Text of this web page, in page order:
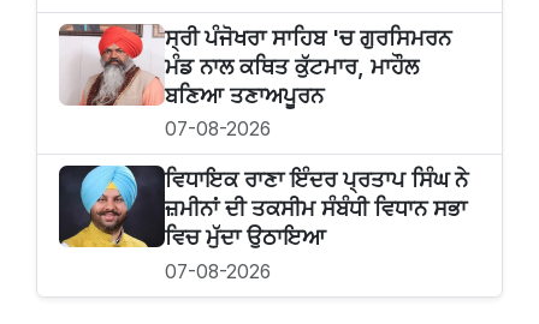
ਸ੍ਰੀ ਪੰਜੋਖਰਾ ਸਾਹਿਬ 'ਚ ਗੁਰਸਿਮਰਨ
ਮੰਡ ਨਾਲ ਕਥਿਤ ਕੁੱਟਮਾਰ, ਮਾਹੌਲ
ਬਣਿਆ ਤਣਾਅਪੂਰਨ
07-08-2026
ਵਿਧਾਇਕ ਰਾਣਾ ਇੰਦਰ ਪ੍ਰਤਾਪ ਸਿੰਘ ਨੇ
ਜ਼ਮੀਨਾਂ ਦੀ ਤਕਸੀਮ ਸੰਬੰਧੀ ਵਿਧਾਨ ਸਭਾ
ਵਿਚ ਮੁੱਦਾ ਉਠਾਇਆ
07-08-2026